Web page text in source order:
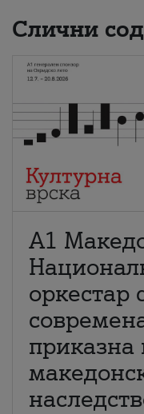
Слични
А1
оркестар
приказна